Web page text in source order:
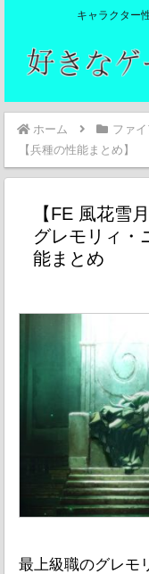
キャラクター
ホーム ファ
【兵種の性能まとめ】
【FE 風花雪月
グレモリィ・
能まとめ
最上級職のグレモ